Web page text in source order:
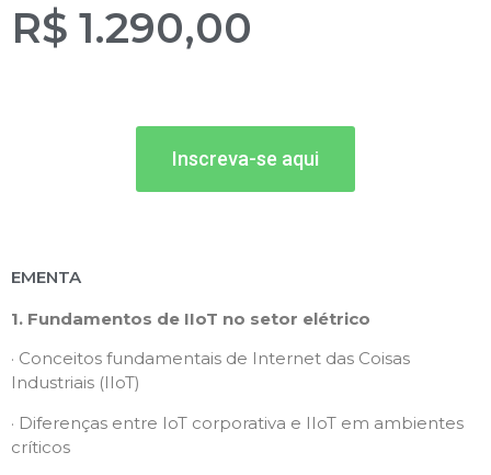
R$ 1.290,00
Inscreva-se aqui
EMENTA
1. Fundamentos de IIoT no setor elétrico
· Conceitos fundamentais de Internet das Coisas
Industriais (IIoT)
· Diferenças entre IoT corporativa e IIoT em ambientes
críticos